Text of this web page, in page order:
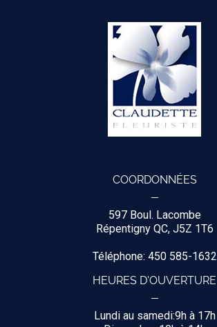
COORDONNÉES
597 Boul. Lacombe
Répentigny QC, J5Z 1T6
Téléphone: 450 585-1632
HEURES D'OUVERTURE
Lundi au samedi:9h à 17h